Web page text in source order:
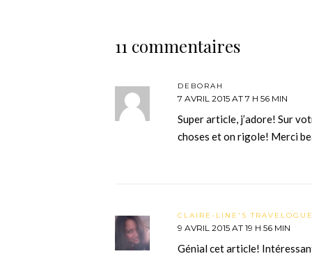
11 commentaires
DEBORAH
7 AVRIL 2015 AT 7 H 56 MIN
Super article, j’adore! Sur
choses et on rigole! Merci
CLAIRE-LINE'S
9 AVRIL 2015 AT 19 H 56 MIN
Génial cet article!